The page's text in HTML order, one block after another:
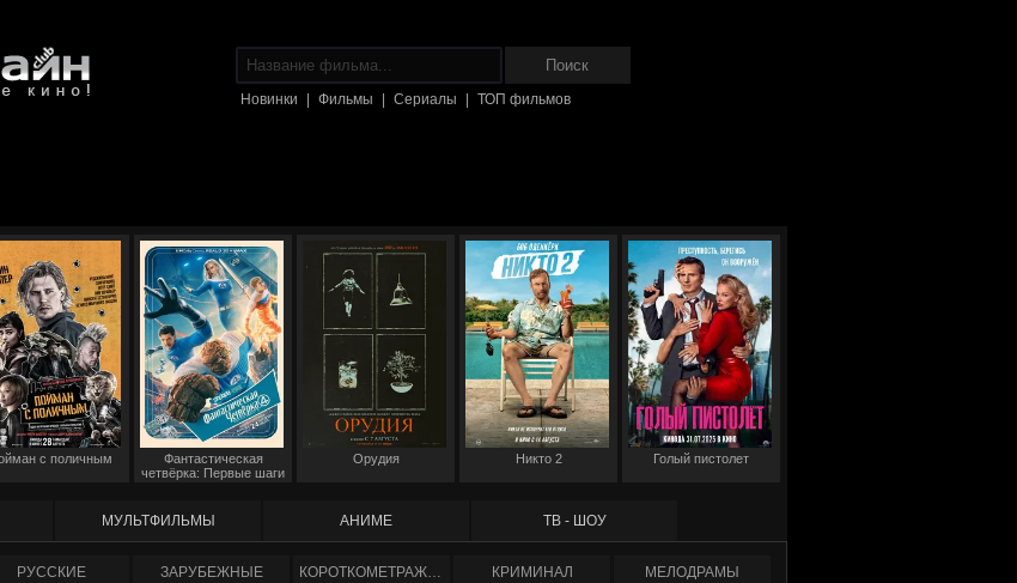
Новинки Фильмы Сериалы ТОП фильмов
с поличным
Фантастическая
четвёрка: Первые шаги
Орудия Никто 2 Голый пистолет
МУЛЬТФИЛЬМЫ АНИМЕ ТВ - ШОУ
РУССКИЕ ЗАРУБЕЖНЫЕ КОРОТКОМЕТРАЖНЫЕ КРИМИНАЛ МЕЛОДРАМЫ